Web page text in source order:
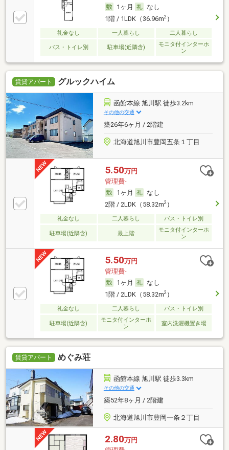
1ヶ月
なし
1階 / 1LDK（36.96m2）
礼金なし 一人暮らし 二人暮らし
バス・トイレ別 駐車場(近隣含)
モニタ付インターホ
ン
賃貸アパート グルックハイム
函館本線 旭川駅 徒歩3.2km
その他の交通
築26年6ヶ月 / 2階建
北海道旭川市豊岡五条１丁目
5.50万円
管理費-
1ヶ月
なし
2階 / 2LDK（58.32m2）
礼金なし 二人暮らし バス・トイレ別
駐車場(近隣含) 最上階
モニタ付インターホ
ン
5.50万円
管理費-
1ヶ月
なし
1階 / 2LDK（58.32m2）
礼金なし 二人暮らし バス・トイレ別
駐車場(近隣含)
モニタ付インターホ
ン
室内洗濯機置き場
賃貸アパート めぐみ荘
函館本線 旭川駅 徒歩3.3km
その他の交通
築52年8ヶ月 / 2階建
北海道旭川市豊岡一条２丁目
2.80万円